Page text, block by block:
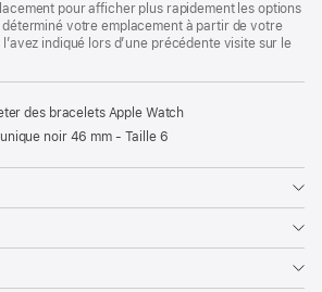
pour afficher plus rapidement les options
votre emplacement à partir de votre
indiqué lors d’une précédente visite sur le
des bracelets Apple Watch
noir 46 mm - Taille 6